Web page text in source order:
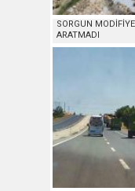
SORGUN
ARATMADI